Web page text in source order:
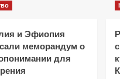
и Эфиопия
меморандум о
для